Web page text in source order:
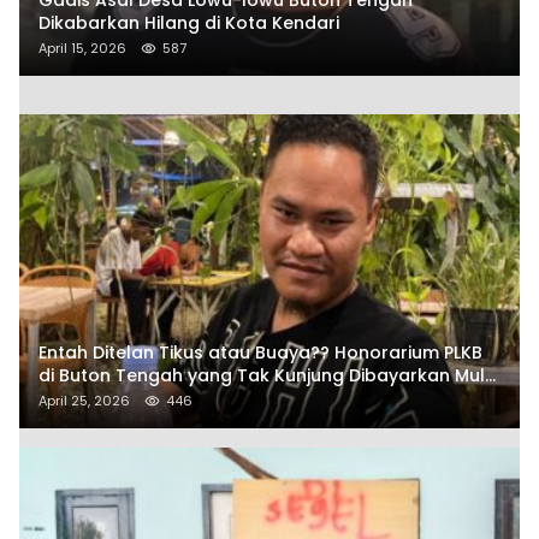
Dikabarkan Hilang di Kota Kendari
April 15, 2026 587
Entah Ditelan Tikus atau Buaya?? Honorarium PLKB
di Buton Tengah yang Tak Kunjung Dibayarkan Mulai
Disorot SAMURAIS
April 25, 2026 446